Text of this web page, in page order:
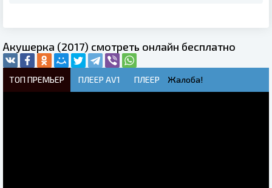
Акушерка (2017) смотреть онлайн бесплатно
ТОП ПРЕМЬЕР ПЛЕЕР AV1 ПЛЕЕР Жалоба!